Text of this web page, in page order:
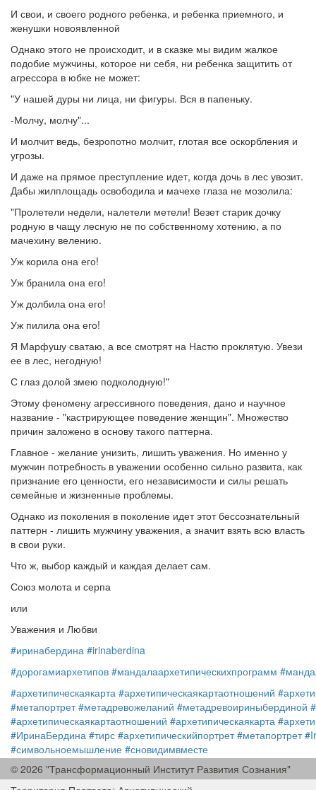
И свои, и своего родного ребенка, и ребенка приемного, и
женушки новоявленной
Однако этого не происходит, и в сказке мы видим жалкое
подобие мужчины, которое ни себя, ни ребенка защитить от
агрессора в юбке не может:
"У нашей дуры ни лица, ни фигуры. Вся в папеньку.
-Молчу, молчу"...
И молчит ведь, безропотно молчит, глотая все оскорбления и
угрозы.
И даже на прямое преступление идет, когда дочь в лес увозит.
Дабы жилплощадь освободила и мачехе глаза не мозолила:
"Пролетели недели, налетели метели! Везет старик дочку
родную в чащу лесную не по собственному хотению, а по
мачехину велению.
Уж корила она его!
Уж бранила она его!
Уж долбила она его!
Уж пилила она его!
Я Марфушу сватаю, а все смотрят на Настю проклятую. Увези
ее в лес, негодную!
С глаз долой змею подколодную!"
Этому феномену агрессивного поведения, дано и научное
название - "кастрирующее поведение женщин". Множество
причин заложено в основу такого паттерна.
Главное - желание унизить, лишить уважения. Но именно у
мужчин потребность в уважении особенно сильно развита, как
признание его ценности, его независимости и силы решать
семейные и жизненные проблемы.
Однако из поколения в поколение идет этот бессознательный
паттерн - лишить мужчину уважения, а значит взять всю власть
в свои руки.
Что ж, выбор каждый и каждая делает сам.
Союз молота и серпа
или
Уважения и Любви
#иринабердина #irinaberdina
#дорогамиархетипов #мандалаархетипическихпрограмм
#архетипическаякарта #архетипическаякартаотношений
#метапортрет #метадревожеланий #метадревоириныбердиной
#архетипическаякартаотношений #архетипическаякарта
#ИринаБердина #тирс #архетипическийпортрет #метапортрет
#символьноемышление #сновидимвместе
#дорогамиархетипов #мандалаархетипическихпрограмм
© 2026 "Трансформационный Институт Развития Сознания"